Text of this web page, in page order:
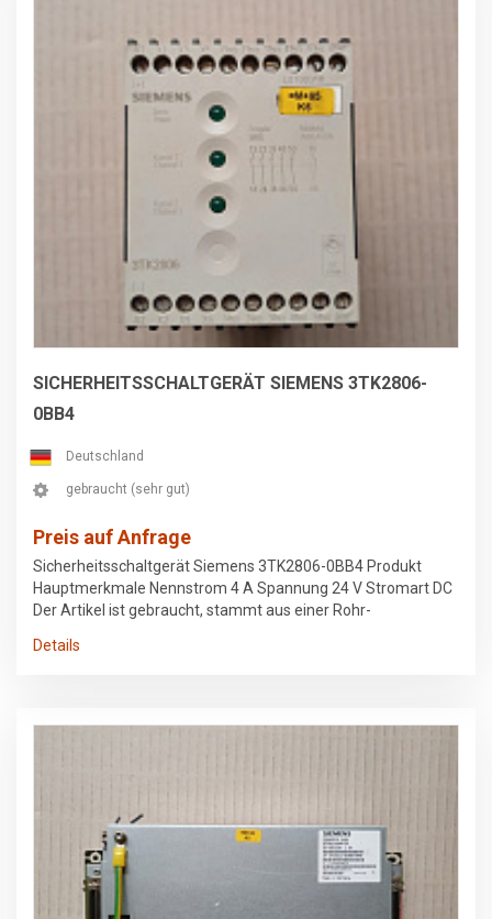
SICHERHEITSSCHALTGERÄT SIEMENS 3TK2806-
0BB4
Deutschland
gebraucht (sehr gut)
Preis auf Anfrage
Sicherheitsschaltgerät Siemens 3TK2806-0BB4 Produkt
Hauptmerkmale Nennstrom 4 A Spannung 24 V Stromart DC
Der Artikel ist gebraucht, stammt aus einer Rohr-
Abbau in Betrieb.
Details